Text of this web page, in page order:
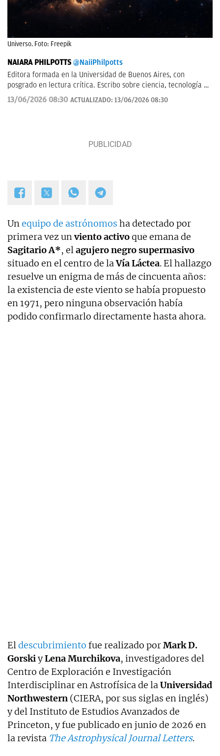
Universo. Foto: Freepik
NAIARA PHILPOTTS @NaiiPhilpotts
Editora formada en la Universidad de Buenos Aires, con
posgrado en lectura crítica. Escribo sobre ciencia, tecnología y
actualidad. Soy escritora de novelas y gran aficionada a la
ciencia ficción.
13/06/2026 08:30 ACTUALIZADO: 13/06/2026 08:30
Unequipo de astrónomos ha detectado por
primera vez unviento activoque emana de
Sagitario A*, elagujero negro supermasivo
situado en el centro de laVía Láctea. El hallazgo
resuelve un enigma de más de cincuenta años:
la existencia de este viento se había propuesto
en 1971, pero ninguna observación había
podido confirmarlo directamente hasta ahora.
Eldescubrimiento fue realizado porMark D.
GorskiyLena Murchikova, investigadores del
Centro de Exploración e Investigación
Interdisciplinar en Astrofísica de laUniversidad
Northwestern (CIERA, por sus siglas en inglés)
y del Instituto de Estudios Avanzados de
Princeton, y fue publicado en junio de 2026 en
la revista The Astrophysical Journal Letters.